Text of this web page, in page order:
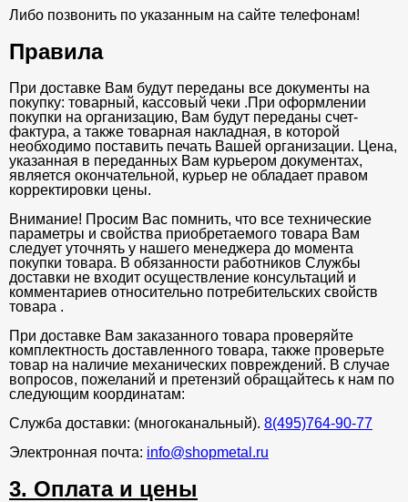
Либо позвонить по указанным на сайте телефонам!
Правила
При доставке Вам будут переданы все документы на
покупку: товарный, кассовый чеки .При оформлении
покупки на организацию, Вам будут переданы счет-
фактура, а также товарная накладная, в которой
необходимо поставить печать Вашей организации. Цена,
указанная в переданных Вам курьером документах,
является окончательной, курьер не обладает правом
корректировки цены.
Внимание! Просим Вас помнить, что все технические
параметры и свойства приобретаемого товара Вам
следует уточнять у нашего менеджера до момента
покупки товара. В обязанности работников Службы
доставки не входит осуществление консультаций и
комментариев относительно потребительских свойств
товара .
При доставке Вам заказанного товара проверяйте
комплектность доставленного товара, также проверьте
товар на наличие механических повреждений. В случае
вопросов, пожеланий и претензий обращайтесь к нам по
следующим координатам:
Служба доставки: (многоканальный). 8(495)764-90-77
Электронная почта: info@shopmetal.ru
3. Оплата и цены